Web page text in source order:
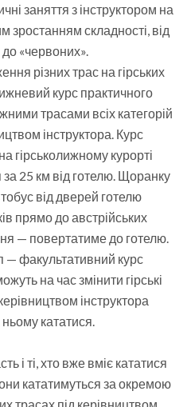
заняття з інструктором на
зростанням складності, від
до «червоних».
різних трас на гірських
курс практичного
трасами всіх категорій
інструктора. Курс
гірськолижному курорті
25 км від готелю. Щоранку
від дверей готелю
прямо до австрійських
— повертатиме до готелю.
— факультативний курс
на час змінити гірські
інструктора
кататися.
і ті, хто вже вміє кататися
кататимуться за окремою